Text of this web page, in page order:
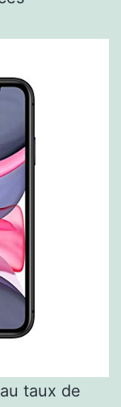
taux de